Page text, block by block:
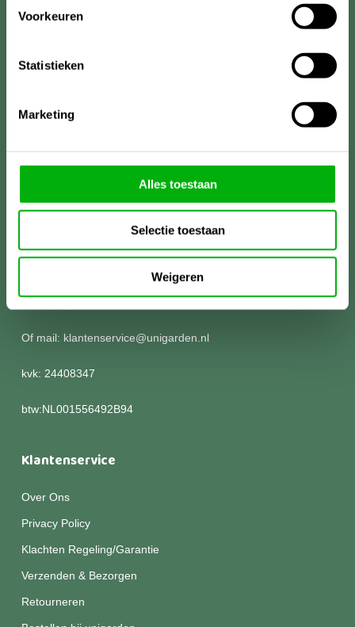
Voorkeuren
Statistieken
Marketing
Alles toestaan
Selectie toestaan
Weigeren
Meer informatie?
Unigarden
2153PH Nieuw-Vennep
Kom langs of bel voor meer informatie:
Of mail: klantenservice@unigarden.nl
kvk: 24408347
btw:NL001556492B94
Klantenservice
Over Ons
Privacy Policy
Klachten Regeling/Garantie
Verzenden & Bezorgen
Retourneren